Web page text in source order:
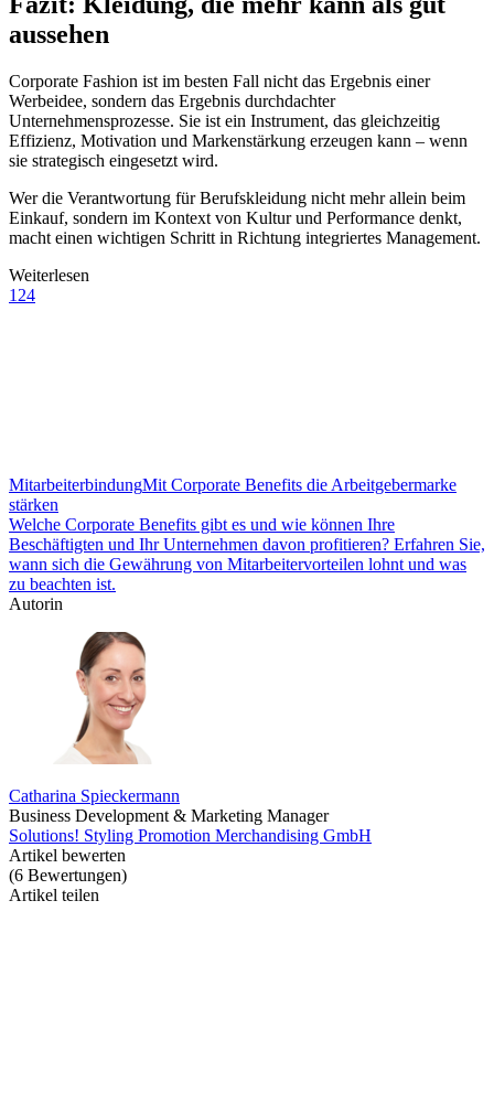
aussehen
Corporate Fashion ist im besten Fall nicht das Ergebnis einer
Werbeidee, sondern das Ergebnis durchdachter
Unternehmensprozesse. Sie ist ein Instrument, das gleichzeitig
Effizienz, Motivation und Markenstärkung erzeugen kann – wenn
sie strategisch eingesetzt wird.
Wer die Verantwortung für Berufskleidung nicht mehr allein beim
Einkauf, sondern im Kontext von Kultur und Performance denkt,
macht einen wichtigen Schritt in Richtung integriertes Management.
Weiterlesen
124
MitarbeiterbindungMit Corporate Benefits die Arbeitgebermarke
stärken
Welche Corporate Benefits gibt es und wie können Ihre
Beschäftigten und Ihr Unternehmen davon profitieren? Erfahren Sie,
wann sich die Gewährung von Mitarbeitervorteilen lohnt und was
zu beachten ist.
Autorin
Catharina Spieckermann
Business Development & Marketing Manager
Solutions! Styling Promotion Merchandising GmbH
Artikel bewerten
(6 Bewertungen)
Artikel teilen